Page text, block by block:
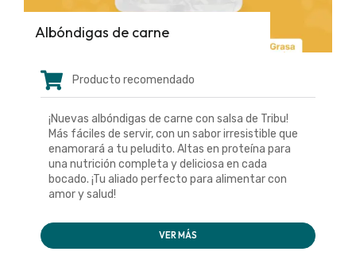
Albóndigas de carne
Producto recomendado
¡Nuevas albóndigas de carne con salsa de Tribu!
Más fáciles de servir, con un sabor irresistible que
enamorará a tu peludito. Altas en proteína para
una nutrición completa y deliciosa en cada
bocado. ¡Tu aliado perfecto para alimentar con
amor y salud!
VER MÁS